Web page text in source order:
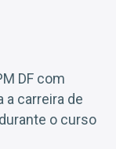
DF com
a carreira de
durante o curso